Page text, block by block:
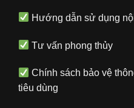
Hướng dẫn sử dụng
Tư vấn phong thủy
Chính sách bảo vệ
tiêu dùng